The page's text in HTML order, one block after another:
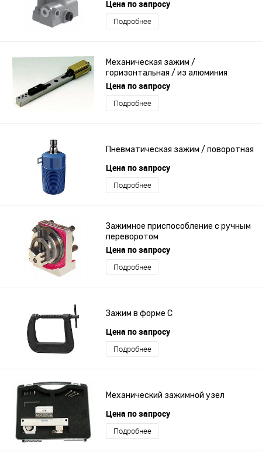
Цена по запросу
Подробнее
Механическая зажим /
горизонтальная / из алюминия
Цена по запросу
Подробнее
Пневматическая зажим / поворотная
Цена по запросу
Подробнее
Зажимное приспособление с ручным
переворотом
Цена по запросу
Подробнее
Зажим в форме C
Цена по запросу
Подробнее
Механический зажимной узел
Цена по запросу
Подробнее